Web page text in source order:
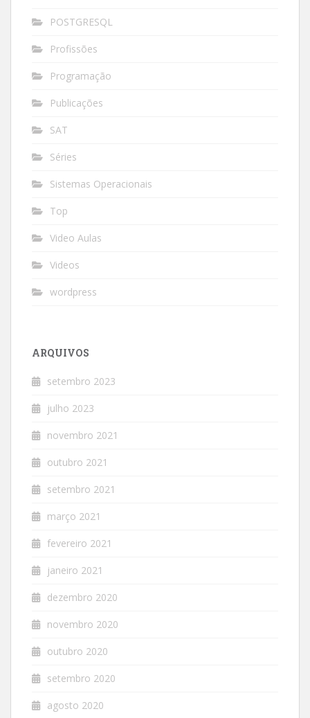
POSTGRESQL
Profissões
Programação
Publicações
SAT
Séries
Sistemas Operacionais
Top
Video Aulas
Videos
wordpress
ARQUIVOS
setembro 2023
julho 2023
novembro 2021
outubro 2021
setembro 2021
março 2021
fevereiro 2021
janeiro 2021
dezembro 2020
novembro 2020
outubro 2020
setembro 2020
agosto 2020